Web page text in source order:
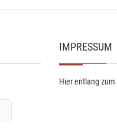
IMPRESSUM
Hier entlang zum